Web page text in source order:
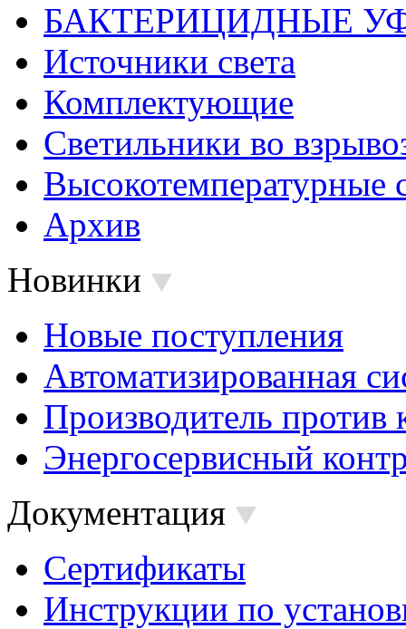
БАКТЕРИЦИДНЫЕ
Источники света
Комплектующие
Светильники во
Высокотемпературные
Архив
Новинки
Новые поступления
Автоматизированная
Производитель против
Энергосервисный
Документация
Сертификаты
Инструкции по